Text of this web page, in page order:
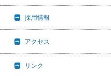
採用情報
アクセス
リンク